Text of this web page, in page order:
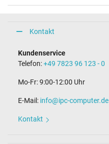
Kontakt
Kundenservice
Telefon:+49 7823 96 123 - 0
Mo-Fr: 9:00-12:00 Uhr
E-Mail: info@ipc-computer.de
Kontakt